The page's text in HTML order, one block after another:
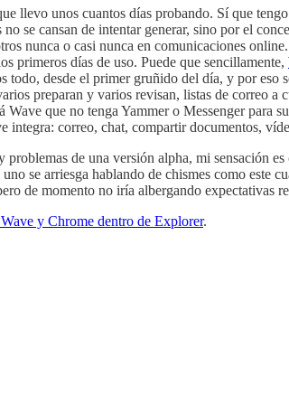
llevo unos cuantos días probando. Sí que
se cansan de intentar generar, sino por el
nunca o casi nunca en comunicaciones
primeros días de uso. Puede que sencillamente,
desde el primer gruñido del día, y por eso
preparan y varios revisan, listas de
que no tenga Yammer o Messenger
integra: correo, chat, compartir documentos,
de una versión alpha, mi sensación es
se arriesga hablando de chismes como este
de momento no iría albergando expectativas
y Chrome dentro de Explorer.